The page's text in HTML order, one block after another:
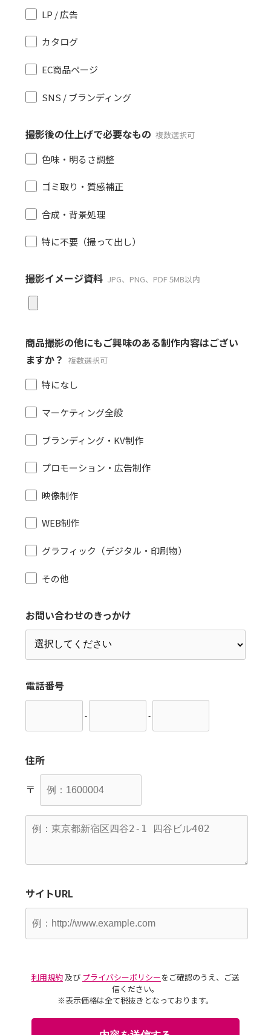
LP / 広告
カタログ
EC商品ページ
SNS / ブランディング
撮影後の仕上げで必要なもの 複数選択可
色味・明るさ調整
ゴミ取り・質感補正
合成・背景処理
特に不要（撮って出し）
撮影イメージ資料 JPG、PNG、PDF 5MB以内
商品撮影の他にもご興味のある制作内容はござい
ますか？ 複数選択可
特になし
マーケティング全般
ブランディング・KV制作
プロモーション・広告制作
映像制作
WEB制作
グラフィック（デジタル・印刷物）
その他
お問い合わせのきっかけ
電話番号
- -
住所
〒
サイトURL
利用規約及び プライバシーポリシーをご確認のうえ、ご送
信ください。
※表示価格は全て税抜きとなっております。